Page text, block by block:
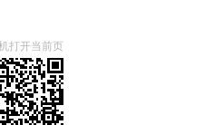
打开当前页